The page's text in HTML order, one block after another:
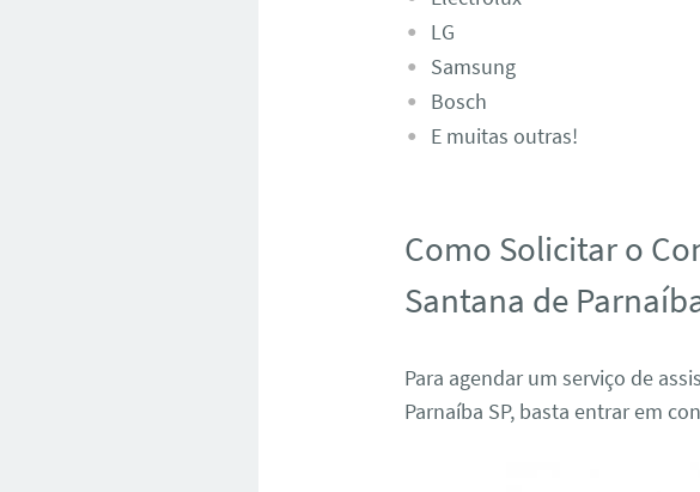
LG
Samsung
Bosch
E muitas outras!
Como Solicitar o
Santana de
Para agendar um serviço de
Parnaíba SP, basta entrar em